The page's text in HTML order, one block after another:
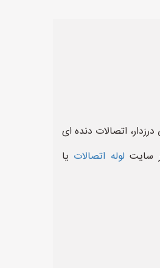
اتصالات دنده ای
سایت لوله اتصالات یا